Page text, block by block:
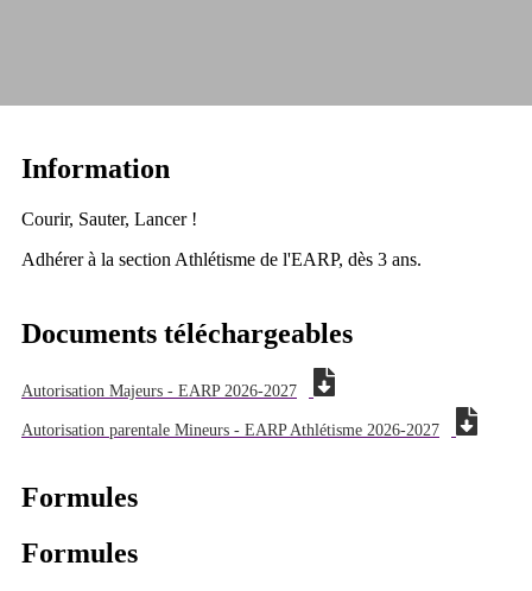
Information
Courir, Sauter, Lancer !
Adhérer à la section Athlétisme de l'EARP, dès 3 ans.
Documents téléchargeables
Autorisation Majeurs - EARP 2026-2027
Autorisation parentale Mineurs - EARP Athlétisme 2026-2027
Formules
Formules